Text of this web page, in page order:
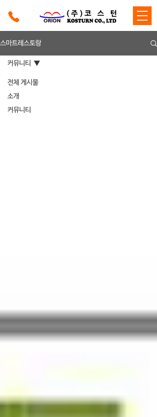
스마트레스토랑
전체 게시물
소개
커뮤니티
커뮤니티